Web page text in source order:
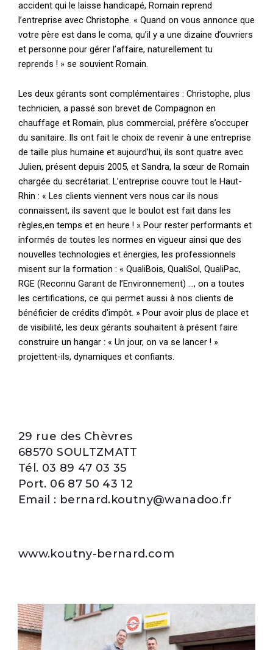
accident qui le laisse handicapé, Romain reprend
l’entreprise avec Christophe. « Quand on vous annonce que
votre père est dans le coma, qu’il y a une dizaine d’ouvriers
et personne pour gérer l’affaire, naturellement tu
reprends ! » se souvient Romain.
Les deux gérants sont complémentaires : Christophe, plus
technicien, a passé son brevet de Compagnon en
chauffage et Romain, plus commercial, préfère s’occuper
du sanitaire. Ils ont fait le choix de revenir à une entreprise
de taille plus humaine et aujourd’hui, ils sont quatre avec
Julien, présent depuis 2005, et Sandra, la sœur de Romain
chargée du secrétariat. L’entreprise couvre tout le Haut-
Rhin : « Les clients viennent vers nous car ils nous
connaissent, ils savent que le boulot est fait dans les
règles,en temps et en heure ! » Pour rester performants et
informés de toutes les normes en vigueur ainsi que des
nouvelles technologies et énergies, les professionnels
misent sur la formation : « QualiBois, QualiSol, QualiPac,
RGE (Reconnu Garant de l’Environnement) …, on a toutes
les certifications, ce qui permet aussi à nos clients de
bénéficier de crédits d’impôt. » Pour avoir plus de place et
de visibilité, les deux gérants souhaitent à présent faire
construire un hangar : « Un jour, on va se lancer ! »
projettent-ils, dynamiques et confiants.
29 rue des Chèvres
68570 SOULTZMATT
Tél. 03 89 47 03 35
Port. 06 87 50 43 12
Email : bernard.koutny@wanadoo.fr
www.koutny-bernard.com